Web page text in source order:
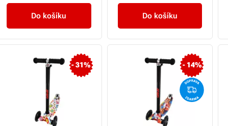
Do košíku Do košíku
- 31% - 14%